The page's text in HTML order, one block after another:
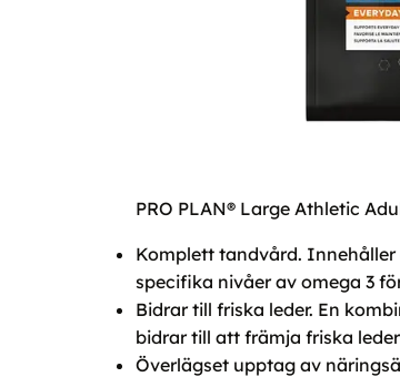
PRO PLAN® Large Athletic
Komplett tandvård.
specifika nivåer av omega 3
Bidrar till friska leder. En
bidrar till att främja friska
Överlägset upptag av